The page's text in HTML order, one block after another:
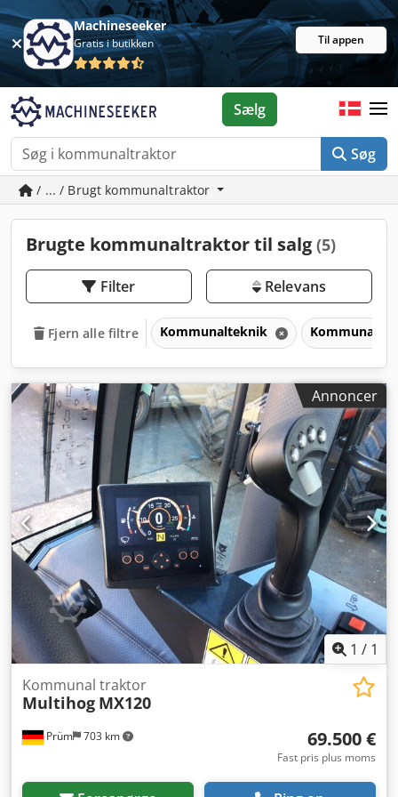
Machineseeker
Gratis i butikken Til appen
Søg
Sælg
/ ... / Brugt kommunaltraktor
Brugte kommunaltraktor til salg (5)
Filter Relevans
Fjern alle filtre Kommunalteknik
Annoncer
1 / 1
Prüm 703 km
Kommunal traktor
Multihog MX120
69.500 €
Fast pris plus moms